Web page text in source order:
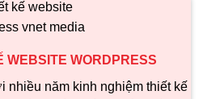
WEBSITE WORDPRESS
nhiều năm kinh nghiệm thiết kế